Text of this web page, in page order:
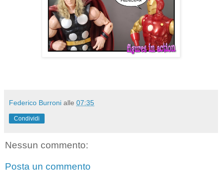
Federico Burroni alle 07:35
Condividi
Nessun commento:
Posta un commento